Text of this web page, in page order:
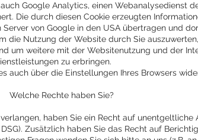
Google Analytics, einen Webanalysedienst
Die durch diesen Cookie erzeugten
von Google in den USA übertragen und
die Nutzung der Website durch Sie
um weitere mit der Websitenutzung und der
zu erbringen.
auch über die Einstellungen Ihres Browsers
Welche Rechte haben Sie?
haben Sie ein Recht auf unentgeltliche
Zusätzlich haben Sie das Recht auf